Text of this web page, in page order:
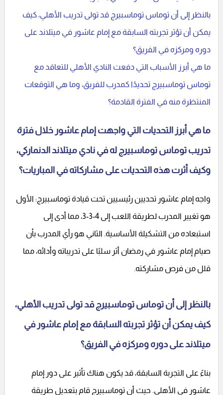
بالنظر إلى أن توماس توماسبيرج قد تولى تدريب الأهلي، كيف
يمكن أن تؤثر تجربته السابقة مع إمام عاشور في ميتلاند على
دوره ومركزه في الفريق؟
ما هي أبرز الأسباب التي دفعت النادي الأهلي للتعاقد مع
توماس توماسبيرج تحديدًا كمدرب للفريق، وما هي التوقعات
المنتظرة منه في الفترة القادمة؟
ما هي أبرز التحديات التي واجهت إمام عاشور خلال فترة
تدريب توماس توماسبيرج له في نادي ميتلاند الدنماركي،
وكيف أثرت هذه التحديات على مشاركاته في المباريات؟
واجه إمام عاشور تحديين رئيسيين تحت قيادة توماسبيرج: الأول
هو تغيير المدرب لطريقة اللعب إلى 4-3-3، مما أدى إلى
استبعاده من التشكيلة الأساسية. الثاني هو رأي المدرب بأن
صيام إمام عاشور في رمضان أثر سلبًا على تدريباته وأدائه، مما
قلل من فرص مشاركته.
بالنظر إلى أن توماس توماسبيرج قد تولى تدريب الأهلي،
كيف يمكن أن تؤثر تجربته السابقة مع إمام عاشور في
ميتلاند على دوره ومركزه في الفريق؟
بناءً على التجربة السابقة، قد يكون هناك تأثير على دور إمام
عاشور في الأهلي. حيث أن توماسبيرج قام بتعديل طريقة